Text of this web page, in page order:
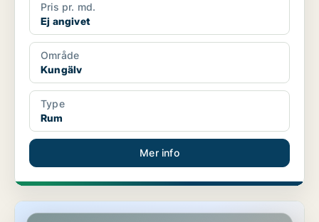
Pris pr. md.
Ej angivet
Område
Kungälv
Type
Rum
Mer info
Rum i Kungälv